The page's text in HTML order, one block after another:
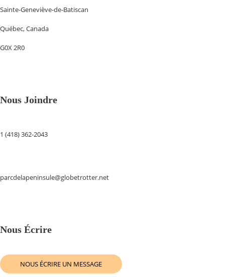
Sainte-Geneviève-de-Batiscan
Québec, Canada
G0X 2R0
Nous Joindre
1 (418) 362-2043
parcdelapeninsule@globetrotter.net
Nous Écrire
NOUS ÉCRIRE UN MESSAGE